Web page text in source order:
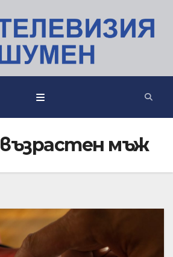
възрастен мъж